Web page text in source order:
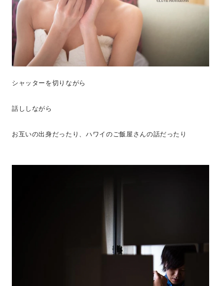
シャッターを切りながら
話ししながら
お互いの出身だったり、ハワイのご飯屋さんの話だったり